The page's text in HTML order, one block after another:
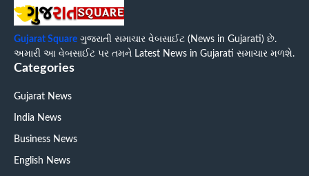
Gujarat Square ગુજરાતી સમાચાર વેબસાઈટ (News in Gujarati) છે.
અમારી આ વેબસાઈટ પર તમને Latest News in Gujarati સમાચાર મળશે.
Categories
Gujarat News
India News
Business News
English News